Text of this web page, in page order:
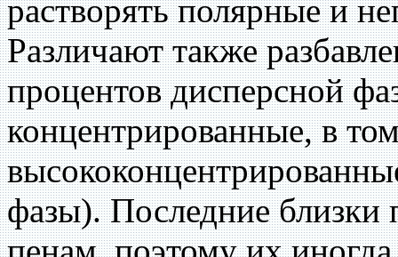
растворять полярные и
Различают также
процентов дисперсной
концентрированные, в
фазы). Последние близки